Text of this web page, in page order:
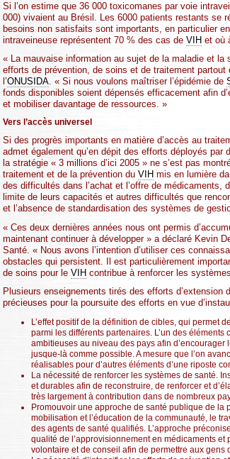
Si l’on estime que 36 000 toxicomanes par voie
000) vivaient au Brésil. Les 6000 patients restants se
besoins non satisfaits sont importants, en particulier
intraveineuse représentent 70 % des cas de VIH et où
« La mauvaise information au sujet de la maladie et
efforts de prévention, de soins et de traitement
l’ONUSIDA. « Si nous voulons maîtriser l’épidémie de
fonds disponibles soient dépensés efficacement afin
et mobiliser davantage de ressources. »
Vers l’accès universel
Si des progrès importants en matière d’accès au
admet également qu’en dépit des efforts déployés par
la stratégie « 3 millions d’ici 2005 » ne s’est pas
traitement et de la prévention du VIH mis en lumière
des difficultés dans l’achat et l’offre de médicaments,
limite de leurs capacités et autres difficultés que
et l’absence de standardisation des systèmes de
« Ces deux dernières années nous ont permis
maintenant continuer à développer » a déclaré Kevin
Santé. « Nous avons l’intention d’utiliser ces
obstacles qui persistent. Il est particulièrement
de soins pour le VIH contribue à renforcer les
Plusieurs enseignements tirés des efforts
précieuses pour la poursuite des efforts en vue
L’effet positif de la définition de cibles, qui permet
parmi les différents partenaires. L’un des
ambitieuses au niveau des pays afin
jusque-là comme possible. A mesure que l’on
réalisables pour d’autres éléments d’une riposte
La nécessité de renforcer les systèmes de santé.
et durables afin de reconstruire, de renforcer et
très largement à contribution dans de nombreux
Promouvoir une approche de santé publique de
mobilisation et l’éducation de la communauté, le
des agents de santé qualifiés. L’approche
qualité de l’approvisionnement en médicaments
volontaire et de conseil afin de permettre aux gens